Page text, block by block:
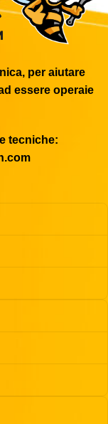
per aiutare
essere operaie
tecniche: